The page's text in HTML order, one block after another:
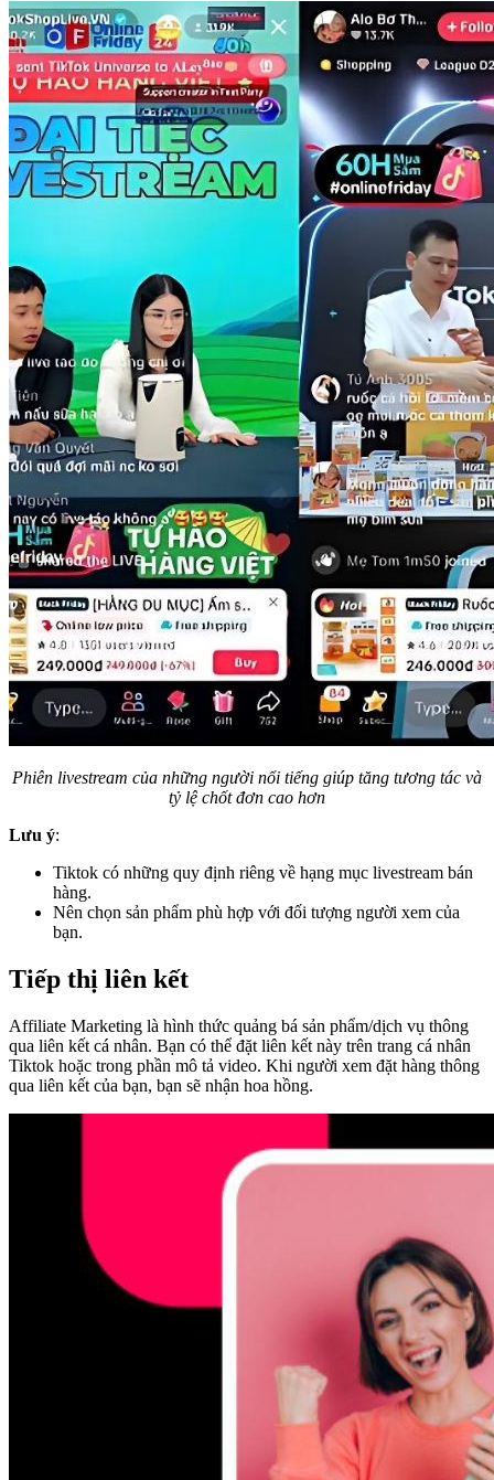
Phiên livestream của những người nổi tiếng giúp tăng tương tác và
tỷ lệ chốt đơn cao hơn
Lưu ý:
Tiktok có những quy định riêng về hạng mục livestream bán
hàng.
Nên chọn sản phẩm phù hợp với đối tượng người xem của
bạn.
Tiếp thị liên kết
Affiliate Marketing là hình thức quảng bá sản phẩm/dịch vụ thông
qua liên kết cá nhân. Bạn có thể đặt liên kết này trên trang cá nhân
Tiktok hoặc trong phần mô tả video. Khi người xem đặt hàng thông
qua liên kết của bạn, bạn sẽ nhận hoa hồng.